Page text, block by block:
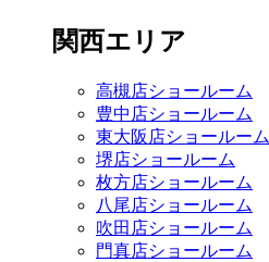
関西エリア
高槻店ショールーム
豊中店ショールーム
東大阪店ショールーム
堺店ショールーム
枚方店ショールーム
八尾店ショールーム
吹田店ショールーム
門真店ショールーム